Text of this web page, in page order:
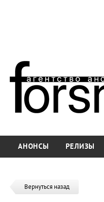
АНОНСЫ РЕЛИЗЫ
Вернуться назад